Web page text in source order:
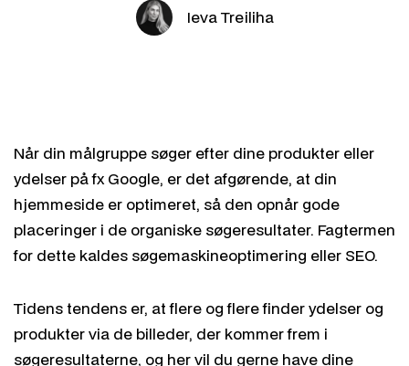
Ieva Treiliha
Når din målgruppe søger efter dine produkter eller
ydelser på fx Google, er det afgørende, at din
hjemmeside er optimeret, så den opnår gode
placeringer i de organiske søgeresultater. Fagtermen
for dette kaldes søgemaskineoptimering eller SEO.
Tidens tendens er, at flere og flere finder ydelser og
produkter via de billeder, der kommer frem i
søgeresultaterne, og her vil du gerne have dine